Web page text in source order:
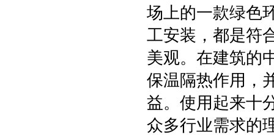
场上的一款绿色
工安装，都是符
美观。在建筑的
保温隔热作用，
益。使用起来十
众多行业需求的